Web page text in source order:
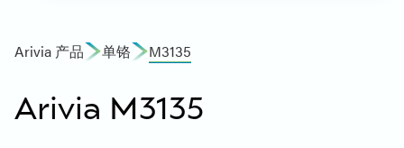
Arivia 产品 单铬 M3135
Arivia M3135